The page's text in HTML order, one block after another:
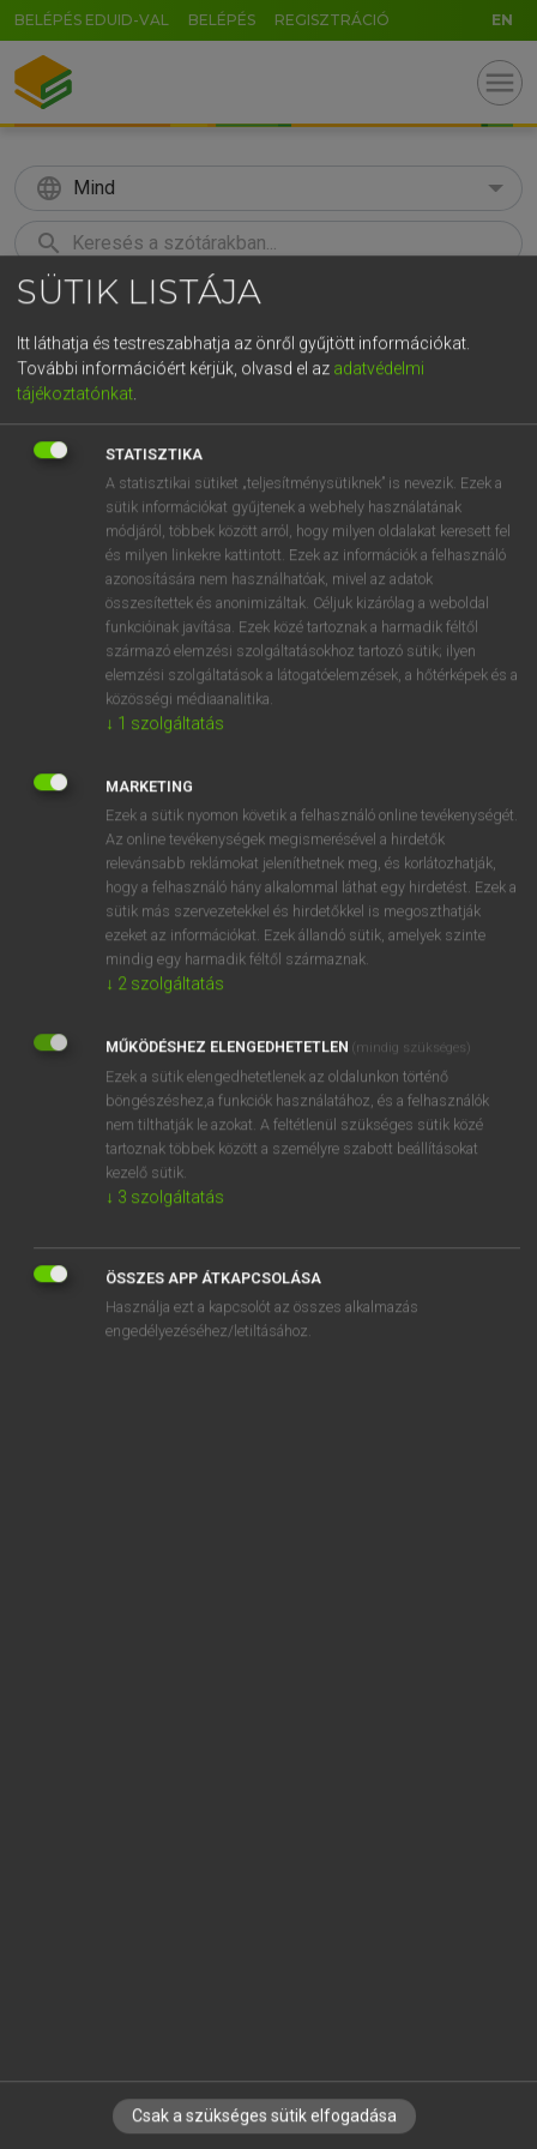
BELÉPÉS EDUID-VAL BELÉPÉS REGISZTRÁCIÓ EN
menu
language Mind
search
KERESÉS
Európai uniós terminológiai szótár
VAN ELŐFIZETÉSED?
Van előfizetésem a teljes szócikk megtekintéséhez.
BELÉPÉS
NINCS ELŐFIZETÉSED?
Nincs regisztrációm és előfizetésem. A szótár 2 órás,
díjmentes próbaverziójának elindításához regisztrálok és
belépek.
REGISZTRÁCIÓ
EURÓPAI UNIÓS TERMINOLÓGIAI SZÓTÁR
Kapcsolódó anyagok
Kontensaldo
kontinentális víz
kontingens
IRATKOZZ FEL HÍRLEVELÜNKRE!
SÜTIK LISTÁJA
Itt láthatja és testreszabhatja az önről gyűjtött információkat.
További információért kérjük, olvasd el az adatvédelmi
tájékoztatónkat.
STATISZTIKA
A statisztikai sütiket „teljesítménysütiknek” is nevezik. Ezek a
sütik információkat gyűjtenek a webhely használatának
módjáról, többek között arról, hogy milyen oldalakat keresett fel
és milyen linkekre kattintott. Ezek az információk a felhasználó
azonosítására nem használhatóak, mivel az adatok
összesítettek és anonimizáltak. Céljuk kizárólag a weboldal
funkcióinak javítása. Ezek közé tartoznak a harmadik féltől
származó elemzési szolgáltatásokhoz tartozó sütik; ilyen
elemzési szolgáltatások a látogatóelemzések, a hőtérképek és a
közösségi médiaanalitika.
↓ 1 szolgáltatás
MARKETING
Ezek a sütik nyomon követik a felhasználó online tevékenységét.
Az online tevékenységek megismerésével a hirdetők
relevánsabb reklámokat jeleníthetnek meg, és korlátozhatják,
hogy a felhasználó hány alkalommal láthat egy hirdetést. Ezek a
sütik más szervezetekkel és hirdetőkkel is megoszthatják
ezeket az információkat. Ezek állandó sütik, amelyek szinte
mindig egy harmadik féltől származnak.
↓ 2 szolgáltatás
MŰKÖDÉSHEZ ELENGEDHETETLEN (mindig szükséges)
Ezek a sütik elengedhetetlenek az oldalunkon történő
böngészéshez,a funkciók használatához, és a felhasználók
nem tilthatják le azokat. A feltétlenül szükséges sütik közé
tartoznak többek között a személyre szabott beállításokat
kezelő sütik.
↓ 3 szolgáltatás
ÖSSZES APP ÁTKAPCSOLÁSA
Használja ezt a kapcsolót az összes alkalmazás
engedélyezéséhez/letiltásához.
Csak a szükséges sütik elfogadása
GR
t z u i o p
g h j k l é á ű Ω
n m , . AltGr